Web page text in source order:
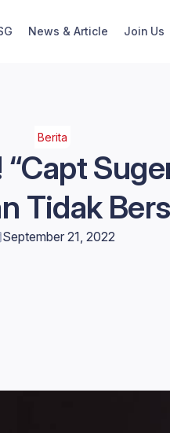
News & Article Join Us
Berita
Tidak
September 21, 2022